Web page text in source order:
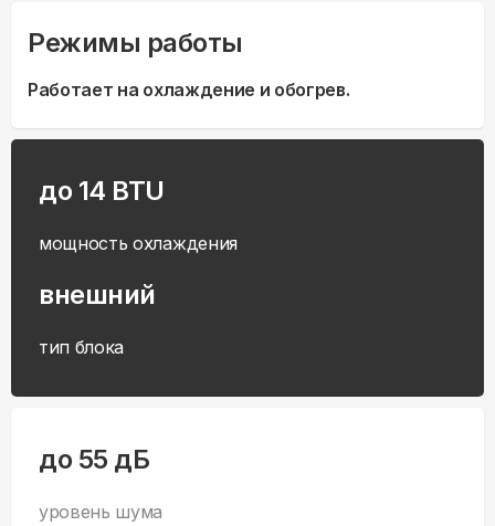
Режимы работы
Работает на охлаждение и обогрев.
до 14 BTU
мощность охлаждения
внешний
тип блока
до 55 дБ
уровень шума